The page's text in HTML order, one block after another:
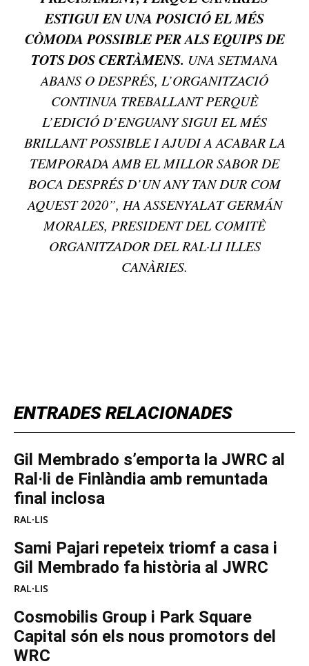
ENTRADES RELACIONADES
Gil Membrado s’emporta la JWRC al
Ral·li de Finlàndia amb remuntada
final inclosa
RAL·LIS
Sami Pajari repeteix triomf a casa i
Gil Membrado fa història al JWRC
RAL·LIS
Cosmobilis Group i Park Square
Capital són els nous promotors del
WRC
ESTIGUI EN UNA POSICIÓ EL MÉS
CÒMODA POSSIBLE PER ALS EQUIPS DE
TOTS DOS CERTÀMENS. UNA SETMANA
ABANS O DESPRÉS, L’ORGANITZACIÓ
CONTINUA TREBALLANT PERQUÈ
L’EDICIÓ D’ENGUANY SIGUI EL MÉS
BRILLANT POSSIBLE I AJUDI A ACABAR LA
TEMPORADA AMB EL MILLOR SABOR DE
BOCA DESPRÉS D’UN ANY TAN DUR COM
AQUEST 2020”, HA ASSENYALAT GERMÁN
MORALES, PRESIDENT DEL COMITÈ
ORGANITZADOR DEL RAL·LI ILLES
CANÀRIES.